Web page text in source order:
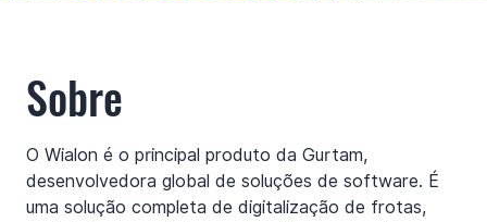
Sobre
O Wialon é o principal produto da Gurtam,
desenvolvedora global de soluções de software. É
uma solução completa de digitalização de frotas,